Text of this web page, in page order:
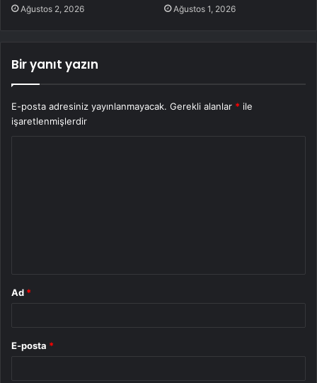
Ağustos 2, 2026 Ağustos 1, 2026
Bir yanıt yazın
E-posta adresiniz yayınlanmayacak. Gerekli alanlar * ile
işaretlenmişlerdir
Ad *
E-posta *